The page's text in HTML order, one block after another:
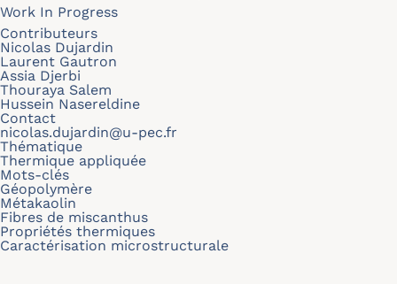
Work In Progress
Contributeurs
Nicolas Dujardin
Laurent Gautron
Assia Djerbi
Thouraya Salem
Hussein Nasereldine
Contact
nicolas.dujardin@u-pec.fr
Thématique
Thermique appliquée
Mots-clés
Géopolymère
Métakaolin
Fibres de miscanthus
Propriétés thermiques
Caractérisation microstructurale